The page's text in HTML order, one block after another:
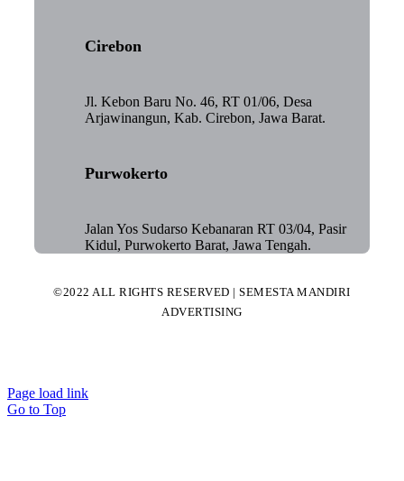
Cirebon
Jl. Kebon Baru No. 46, RT 01/06, Desa
Arjawinangun, Kab. Cirebon, Jawa Barat.
Purwokerto
Jalan Yos Sudarso Kebanaran RT 03/04, Pasir
Kidul, Purwokerto Barat, Jawa Tengah.
©2022 ALL RIGHTS RESERVED | SEMESTA MANDIRI
ADVERTISING
Page load link
Go to Top